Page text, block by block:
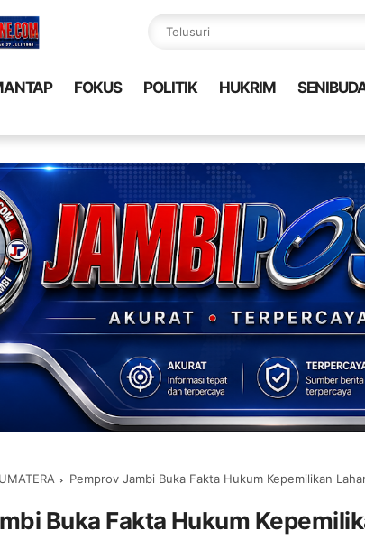
FOKUS POLITIK HUKRIM
Pemprov Jambi Buka Fakta Hukum Kepemilikan Lahan di
Buka Fakta Hukum